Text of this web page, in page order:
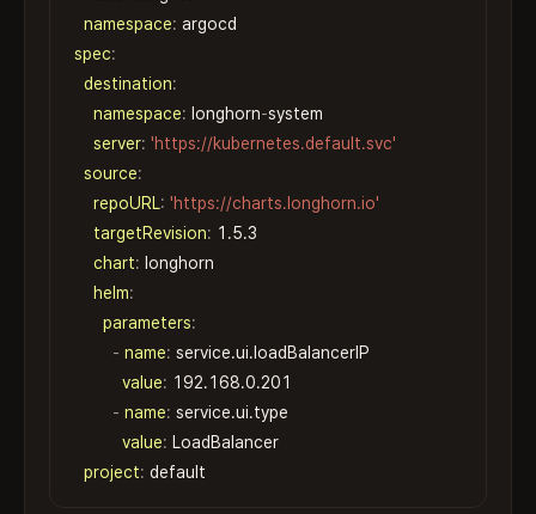
namespace:
spec:
destination:
namespace: longhorn-system
server: 'https://kubernetes.default.svc'
source:
repoURL: 'https://charts.longhorn.io'
targetRevision: 1.5.3
chart: longhorn
helm:
parameters:
- name: service.ui.loadBalancerIP
value: 192.168.0.201
- name: service.ui.type
value: LoadBalancer
project: default